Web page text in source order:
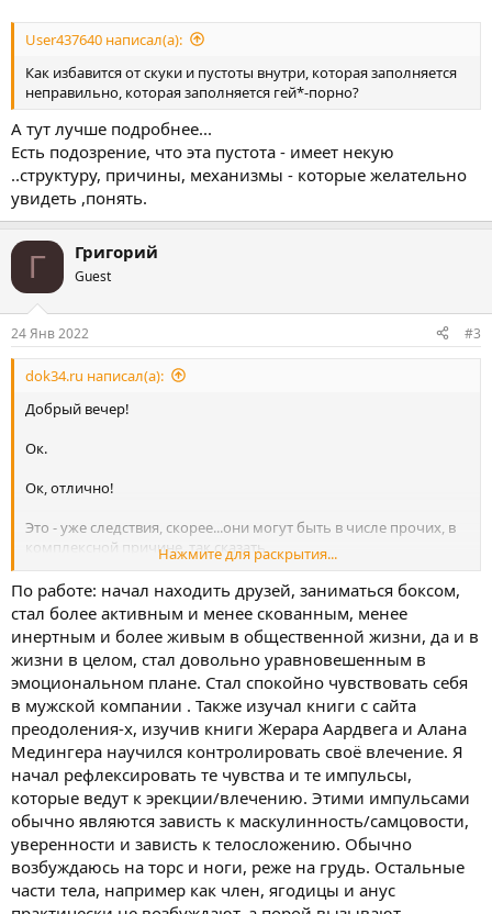
User437640 написал(а):
Как избавится от скуки и пустоты внутри, которая заполняется
неправильно, которая заполняется гей*-порно?
А тут лучше подробнее...
Есть подозрение, что эта пустота - имеет некую
..структуру, причины, механизмы - которые желательно
увидеть ,понять.
Г Григорий
Guest
24 Янв 2022 #3
dok34.ru написал(а):
Добрый вечер!
Ок.
Ок, отлично!
Это - уже следствия, скорее...они могут быть в числе прочих, в
комплексной причине, так сказать.
Но они ведь имеют свои причины, корни...?
Ок, но тут лучше подробнее - и по самой работе, и по
имевшемуся блоку!
Ок, на этом сроке - вполне допустимо, бывает - пока не убраны
причины, опять же, - полностью, или почти полностью.
...не уверен 🙂
как часть - да, возможно.
...и у этого тоже есть, должны быть причины. верно?
Или полагаете. что ...безактивность - врождённое качество,
"которое не изменить"? Или?
Нажмите для раскрытия...
По работе: начал находить друзей, заниматься боксом,
стал более активным и менее скованным, менее
инертным и более живым в общественной жизни, да и в
жизни в целом, стал довольно уравновешенным в
эмоциональном плане. Стал спокойно чувствовать себя
в мужской компании . Также изучал книги с сайта
преодоления-x, изучив книги Жерара Аардвега и Алана
Медингера научился контролировать своё влечение. Я
начал рефлексировать те чувства и те импульсы,
которые ведут к эрекции/влечению. Этими импульсами
обычно являются зависть к маскулинность/самцовости,
уверенности и зависть к телосложению. Обычно
возбуждаюсь на торс и ноги, реже на грудь. Остальные
части тела, например как член, ягодицы и анус